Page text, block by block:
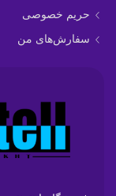
حریم خصوصی
سفارش‌های من